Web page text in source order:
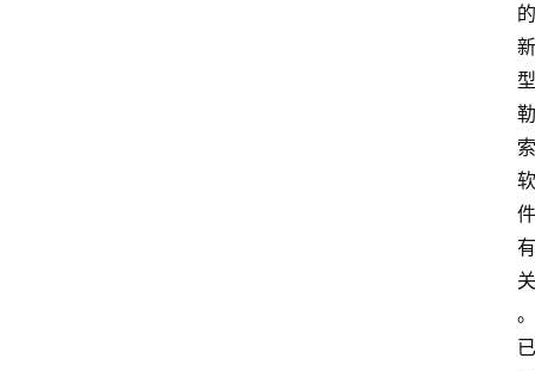
的
新
型
勒
索
软
件
有
关
。
已